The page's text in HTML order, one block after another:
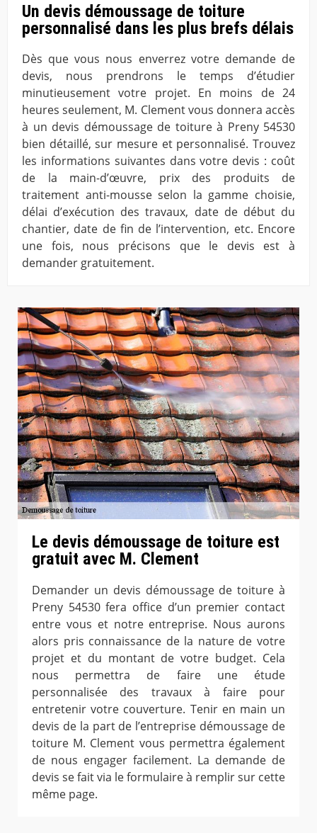
Un devis démoussage de toiture
personnalisé dans les plus brefs délais
Dès que vous nous enverrez votre demande de
devis, nous prendrons le temps d’étudier
minutieusement votre projet. En moins de 24
heures seulement, M. Clement vous donnera accès
à un devis démoussage de toiture à Preny 54530
bien détaillé, sur mesure et personnalisé. Trouvez
les informations suivantes dans votre devis : coût
de la main-d’œuvre, prix des produits de
traitement anti-mousse selon la gamme choisie,
délai d’exécution des travaux, date de début du
chantier, date de fin de l’intervention, etc. Encore
une fois, nous précisons que le devis est à
demander gratuitement.
Le devis démoussage de toiture est
gratuit avec M. Clement
Demander un devis démoussage de toiture à
Preny 54530 fera office d’un premier contact
entre vous et notre entreprise. Nous aurons
alors pris connaissance de la nature de votre
projet et du montant de votre budget. Cela
nous permettra de faire une étude
personnalisée des travaux à faire pour
entretenir votre couverture. Tenir en main un
devis de la part de l’entreprise démoussage de
toiture M. Clement vous permettra également
de nous engager facilement. La demande de
devis se fait via le formulaire à remplir sur cette
même page.